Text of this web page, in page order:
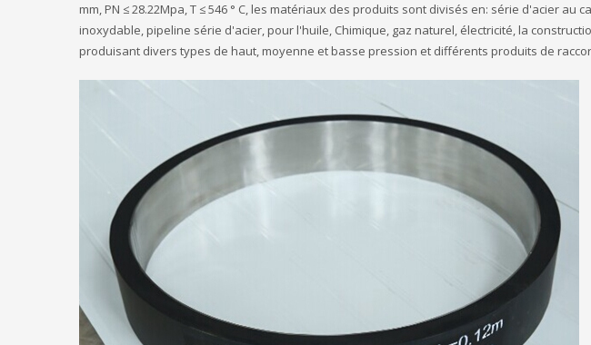
mm, PN ≤ 28.22Mpa, T ≤ 546 ° C, les matériaux des produits sont divisés en: série d'acier au
inoxydable, pipeline série d'acier, pour l'huile, Chimique, gaz naturel, électricité, la
produisant divers types de haut, moyenne et basse pression et différents produits de